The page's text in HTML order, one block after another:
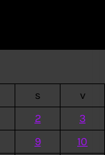
s
v
2
3
9
10